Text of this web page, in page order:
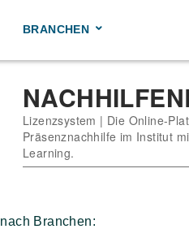
BRANCHEN
Lizenzsystem | Die Online-
Präsenznachhilfe im Institut
Learning.
Branchen: